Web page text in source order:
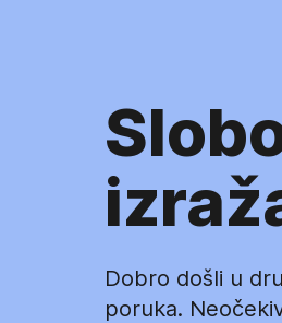
Dobro došli u
poruka.